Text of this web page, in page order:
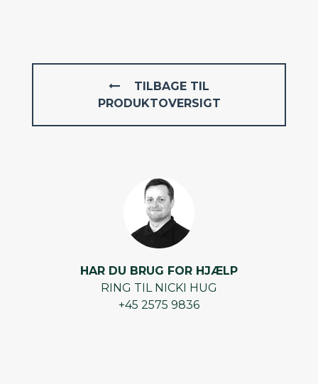
TILBAGE TIL
PRODUKTOVERSIGT
HAR DU BRUG FOR HJÆLP
RING TIL NICKI HUG
+45 2575 9836